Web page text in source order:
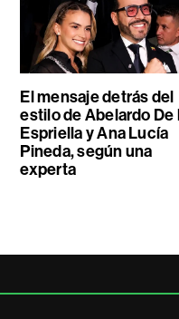
El mensaje detrás del
estilo de Abelardo De
Espriella y Ana Lucía
Pineda, según una
experta